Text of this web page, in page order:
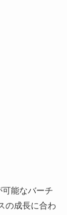
能なバーチ
の成長に合わ